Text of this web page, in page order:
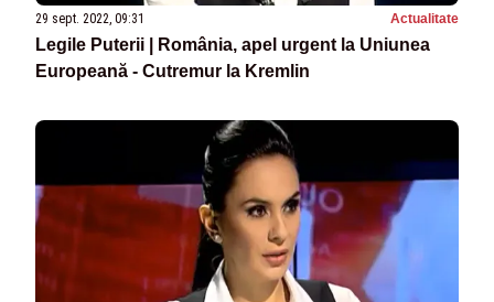
29 sept. 2022, 09:31 Actualitate
Legile Puterii | România, apel urgent la Uniunea
Europeană - Cutremur la Kremlin